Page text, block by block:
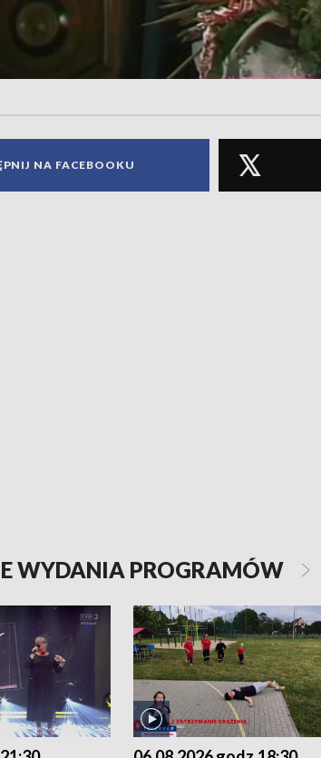
NA FACEBOOKU
WYDANIA PROGRAMÓW